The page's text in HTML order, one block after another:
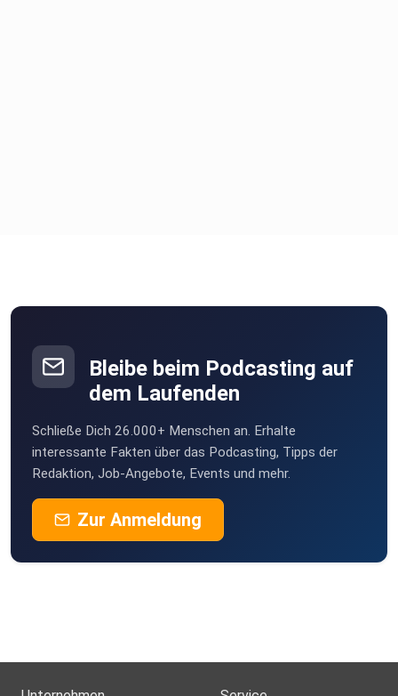
Bleibe beim Podcasting auf
dem Laufenden
Schließe Dich 26.000+ Menschen an. Erhalte
interessante Fakten über das Podcasting, Tipps der
Redaktion, Job-Angebote, Events und mehr.
Zur Anmeldung